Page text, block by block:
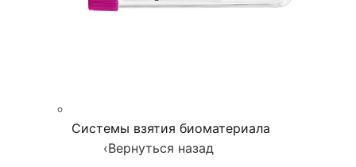
Системы взятия биоматериала
‹Вернуться назад